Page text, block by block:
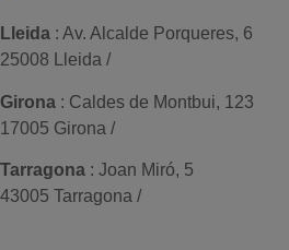
Lleida : Av. Alcalde Porqueres, 6
25008 Lleida /
Girona : Caldes de Montbui, 123
17005 Girona /
Tarragona : Joan Miró, 5
43005 Tarragona /